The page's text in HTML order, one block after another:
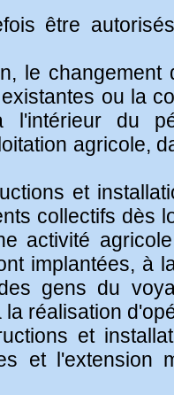
être
le
ou la
l'intérieur du
agricole,
et
collectifs dès
activité
implantées, à
gens du
la réalisation
et
et l'extension